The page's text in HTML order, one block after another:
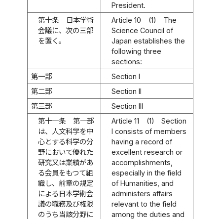
President.
第十条
日本学術
会議に、次の三部
を置く。
Article 10 (1)
The
Science Council of
Japan establishes the
following three
sections:
第一部
Section I
第二部
Section II
第三部
Section III
第十一条
第一部
は、人文科学を中
心とする科学の分
野において優れた
研究又は業績があ
る会員をもつて組
織し、前章の規定
による日本学術会
議の職務及び権限
のうち当該分野に
Article 11 (1)
Section
I consists of members
having a record of
excellent research or
accomplishments,
especially in the field
of Humanities, and
administers affairs
relevant to the field
among the duties and